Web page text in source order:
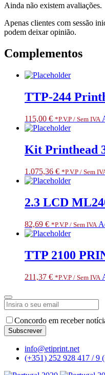
RESTRICTED
CLASS
3.
FOR
SPECIALIZED
PARTNERS
Ainda não existem avaliações.
Apenas clientes com sessão
podem deixar opinião.
Complementos
TTP-244
115,00 € *P.V.P / Sem IVA
Kit Printhead
1.075,36 € *P.V.P / Sem
2.3 LCD
82,69 € *P.V.P / Sem IVA
TTP 2100
211,37 € *P.V.P / Sem IVA
Concordo em receber
Subscrever
Name
*
info@etiprint.net
(+351) 252 928 417 / 9